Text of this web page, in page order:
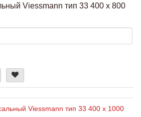
Viessmann тип 33 400 x 800